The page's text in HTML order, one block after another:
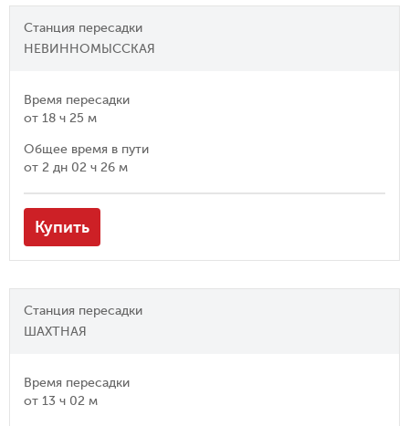
Станция пересадки
НЕВИННОМЫССКАЯ
Время пересадки
от 18 ч 25 м
Общее время в пути
от 2 дн 02 ч 26 м
Купить
Станция пересадки
ШАХТНАЯ
Время пересадки
от 13 ч 02 м